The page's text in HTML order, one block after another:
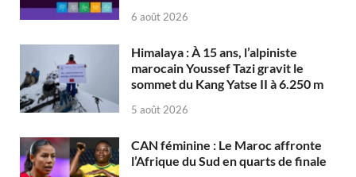
6 août 2026
Himalaya : À 15 ans, l’alpiniste
marocain Youssef Tazi gravit le
sommet du Kang Yatse II à 6.250 m
5 août 2026
CAN féminine : Le Maroc affronte
l’Afrique du Sud en quarts de finale